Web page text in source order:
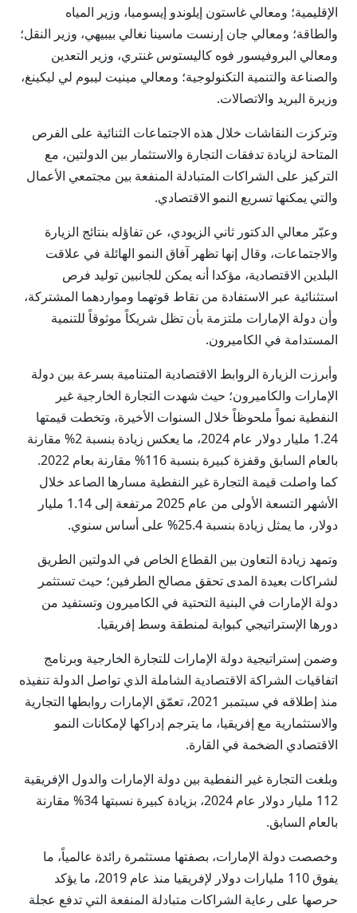
الإقليمية؛ ومعالي غاستون إيلوندو إيسومبا، وزير المياه
والطاقة؛ ومعالي جان إرنست ماسينا نغالي بيبيهي، وزير النقل؛
ومعالي البروفيسور فوه كاليستوس غنتري، وزير التعدين
والصناعة والتنمية التكنولوجية؛ ومعالي مينيت ليبوم لي ليكينغ،
وزيرة البريد والاتصالات.
وتركزت النقاشات خلال هذه الاجتماعات الثنائية على الفرص
المتاحة لزيادة تدفقات التجارة والاستثمار بين الدولتين، مع
التركيز على الشراكات المتبادلة المنفعة بين مجتمعي الأعمال
والتي يمكنها تسريع النمو الاقتصادي.
وعبّر معالي الدكتور ثاني الزيودي، عن تفاؤله بنتائج الزيارة
والاجتماعات، وقال إنها تظهر آفاق النمو الهائلة في علاقت
البلدين الاقتصادية، مؤكدا أنه يمكن للجانبين توليد فرص
استثنائية عبر الاستفادة من نقاط قوتهما ومواردهما المشتركة،
وأن دولة الإمارات ملتزمة بأن تظل شريكاً موثوقاً للتنمية
المستدامة في الكاميرون.
وأبرزت الزيارة الروابط الاقتصادية المتنامية بسرعة بين دولة
الإمارات والكاميرون؛ حيث شهدت التجارة الخارجية غير
النفطية نمواً ملحوظاً خلال السنوات الأخيرة، وتخطت قيمتها
1.24 مليار دولار عام 2024، ما يعكس زيادة بنسبة 2% مقارنة
بالعام السابق وقفزة كبيرة بنسبة 116% مقارنة بعام 2022.
كما واصلت قيمة التجارة غير النفطية مسارها الصاعد خلال
الأشهر التسعة الأولى من عام 2025 مرتفعة إلى 1.14 مليار
دولار، ما يمثل زيادة بنسبة 25.4% على أساس سنوي.
وتمهد زيادة التعاون بين القطاع الخاص في الدولتين الطريق
لشراكات بعيدة المدى تحقق مصالح الطرفين؛ حيث تستثمر
دولة الإمارات في البنية التحتية في الكاميرون وتستفيد من
دورها الإستراتيجي كبوابة لمنطقة وسط إفريقيا.
وضمن إستراتيجية دولة الإمارات للتجارة الخارجية وبرنامج
اتفاقيات الشراكة الاقتصادية الشاملة الذي تواصل الدولة تنفيذه
منذ إطلاقه في سبتمبر 2021، تعمّق الإمارات روابطها التجارية
والاستثمارية مع إفريقيا، ما يترجم إدراكها لإمكانات النمو
الاقتصادي الضخمة في القارة.
وبلغت التجارة غير النفطية بين دولة الإمارات والدول الإفريقية
112 مليار دولار عام 2024، بزيادة كبيرة نسبتها 34% مقارنة
بالعام السابق.
وخصصت دولة الإمارات، بصفتها مستثمرة رائدة عالمياً، ما
يفوق 110 مليارات دولار لإفريقيا منذ عام 2019، ما يؤكد
حرصها على رعاية الشراكات متبادلة المنفعة التي تدفع عجلة